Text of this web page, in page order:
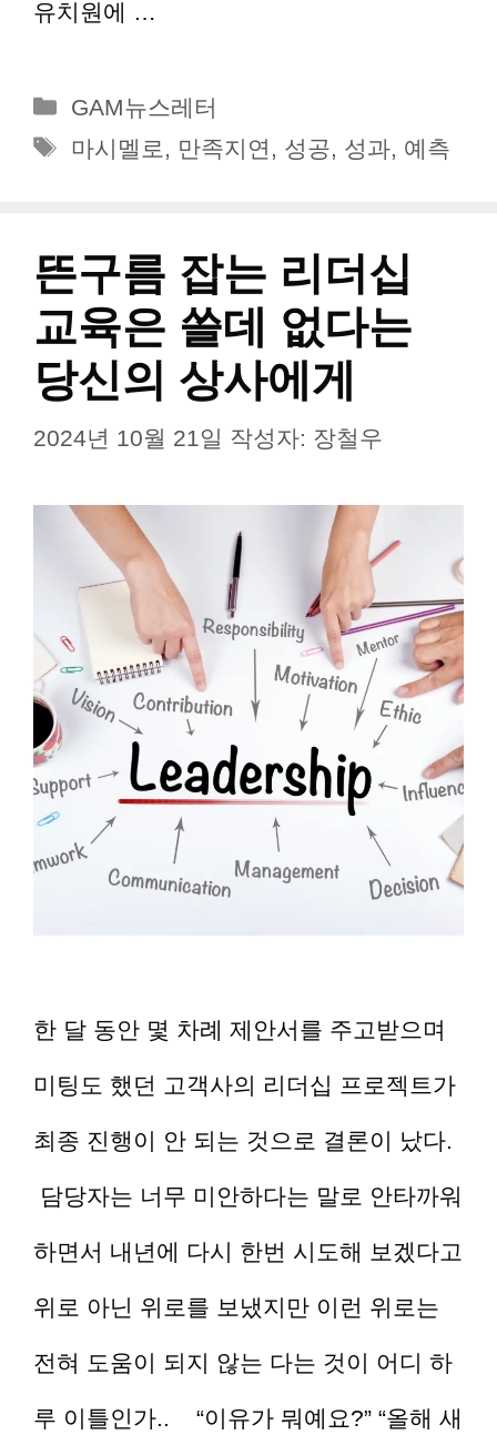
유치원에 …
카
테
GAM뉴스레터
태
마시멜로 , 만족지연 , 성공, 성과, 예측
뜬구름 잡는 리더십
교육은 쓸데 없다는
당신의 상사에게
2024년 10월 21일 작성자: 장철우
한 달 동안 몇 차례 제안서를 주고받으며
미팅도 했던 고객사의 리더십 프로젝트가
최종 진행이 안 되는 것으로 결론이 났다.
담당자는 너무 미안하다는 말로 안타까워
하면서 내년에 다시 한번 시도해 보겠다고
위로 아닌 위로를 보냈지만 이런 위로는
전혀 도움이 되지 않는 다는 것이 어디 하
루 이틀인가.. “이유가 뭐예요?” “올해 새